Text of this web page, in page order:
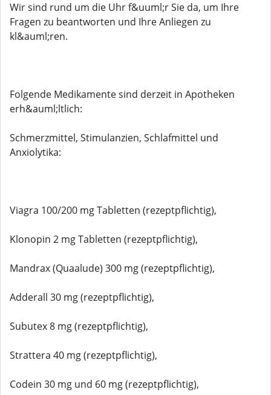
Wir sind rund um die Uhr f&uuml;r Sie da, um Ihre
Fragen zu beantworten und Ihre Anliegen zu
kl&auml;ren.
Folgende Medikamente sind derzeit in Apotheken
erh&auml;ltlich:
Schmerzmittel, Stimulanzien, Schlafmittel und
Anxiolytika:
Viagra 100/200 mg Tabletten (rezeptpflichtig),
Klonopin 2 mg Tabletten (rezeptpflichtig),
Mandrax (Quaalude) 300 mg (rezeptpflichtig),
Adderall 30 mg (rezeptpflichtig),
Subutex 8 mg (rezeptpflichtig),
Strattera 40 mg (rezeptpflichtig),
Codein 30 mg und 60 mg (rezeptpflichtig),